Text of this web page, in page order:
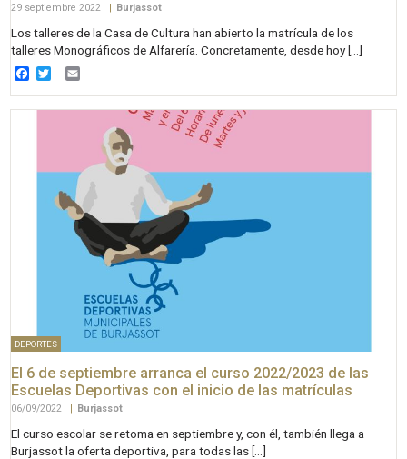
29 septiembre 2022 Burjassot
Los talleres de la Casa de Cultura han abierto la matrícula de los
talleres Monográficos de Alfarería. Concretamente, desde hoy […]
Facebook
Twitter
DEPORTES
El 6 de septiembre arranca el curso 2022/2023 de las
Escuelas Deportivas con el inicio de las matrículas
06/09/2022 | Burjassot
El curso escolar se retoma en septiembre y, con él, también llega a
Burjassot la oferta deportiva, para todas las […]